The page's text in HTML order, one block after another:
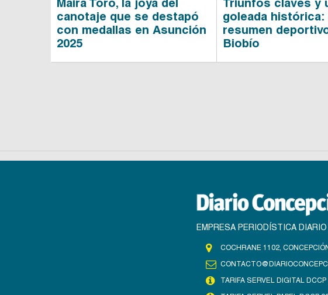
canotaje que se destapó
con medallas en Asunción
2025
goleada histórica:
resumen
Biobío
EMPRESA PERIODÍSTICA
COCHRANE 1102,
TARIFA SERVEL DIGITAL DCCP